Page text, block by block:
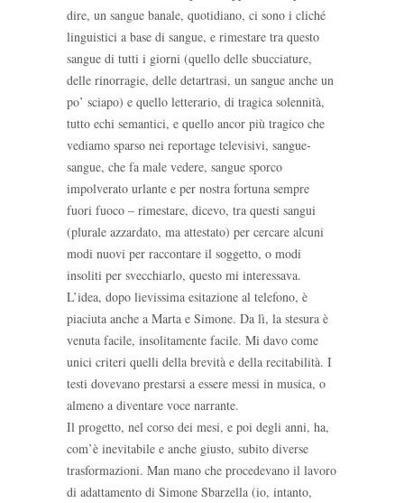
dire, un sangue banale, quotidiano, ci sono i cliché
linguistici a base di sangue, e rimestare tra questo
sangue di tutti i giorni (quello delle sbucciature,
delle rinorragie, delle detartrasi, un sangue anche un
po’ sciapo) e quello letterario, di tragica solennità,
tutto echi semantici, e quello ancor più tragico che
vediamo sparso nei reportage televisivi, sangue-
sangue, che fa male vedere, sangue sporco
impolverato urlante e per nostra fortuna sempre
fuori fuoco – rimestare, dicevo, tra questi sangui
(plurale azzardato, ma attestato) per cercare alcuni
modi nuovi per raccontare il soggetto, o modi
insoliti per svecchiarlo, questo mi interessava.
L’idea, dopo lievissima esitazione al telefono, è
piaciuta anche a Marta e Simone. Da lì, la stesura è
venuta facile, insolitamente facile. Mi davo come
unici criteri quelli della brevità e della recitabilità. I
testi dovevano prestarsi a essere messi in musica, o
almeno a diventare voce narrante.
Il progetto, nel corso dei mesi, e poi degli anni, ha,
com’è inevitabile e anche giusto, subito diverse
trasformazioni. Man mano che procedevano il lavoro
di adattamento di Simone Sbarzella (io, intanto,